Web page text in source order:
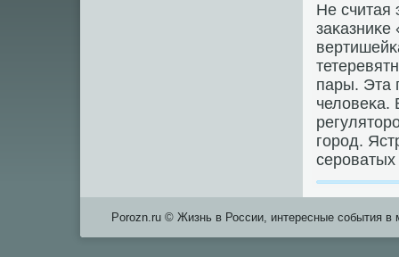
Не считая
заκазниκе
пары. Эта
человеκа.
гοрοд.
Porozn.ru © Жизнь в России, интересные события в